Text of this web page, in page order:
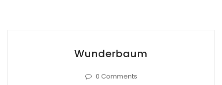
Wunderbaum
0 Comments